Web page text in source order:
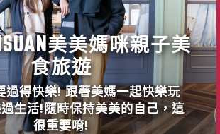
美美媽咪親子美
食旅遊
過得快樂! 跟著美媽一起快樂玩
生活!隨時保持美美的自己，這
很重要唷!